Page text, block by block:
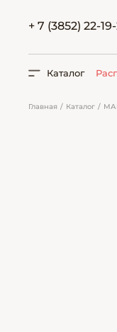
+ 7 (3852) 22-
Каталог
Главная Каталог